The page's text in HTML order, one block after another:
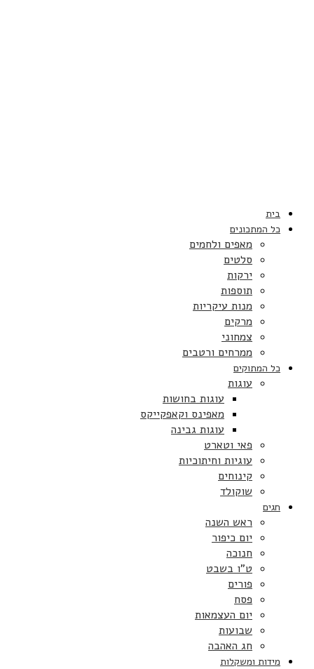
בית
כל המתכונים
מאפים ולחמים
סלטים
ירקות
תוספות
מנות עיקריות
מרקים
צמחוני
ממרחים ורטבים
כל המתוקים
עוגות
עוגות בחושות
מאפינס וקאפקייקס
עוגות גבינה
פאי וטארט
עוגיות וחיתוכיות
קינוחים
שוקולד
חגים
ראש השנה
יום כיפור
חנוכה
ט”ו בשבט
פורים
פסח
יום העצמאות
שבועות
חג האהבה
מידות ומשקלות